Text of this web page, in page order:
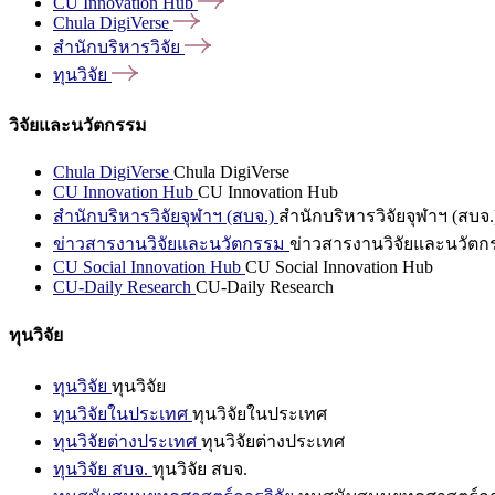
Chula DigiVerse
สำนักบริหารวิจัย
ทุนวิจัย
วิจัยและนวัตกรรม
Chula DigiVerse Chula DigiVerse
CU Innovation Hub CU Innovation Hub
สำนักบริหารวิจัยจุฬาฯ (สบจ.) สำนักบริหารวิจัยจุฬาฯ (สบจ
ข่าวสารงานวิจัยและนวัตกรรม ข่าวสารงานวิจัยและนวัตก
CU Social Innovation Hub CU Social Innovation Hub
CU-Daily Research CU-Daily Research
ทุนวิจัย
ทุนวิจัย ทุนวิจัย
ทุนวิจัยในประเทศ ทุนวิจัยในประเทศ
ทุนวิจัยต่างประเทศ ทุนวิจัยต่างประเทศ
ทุนวิจัย สบจ. ทุนวิจัย สบจ.